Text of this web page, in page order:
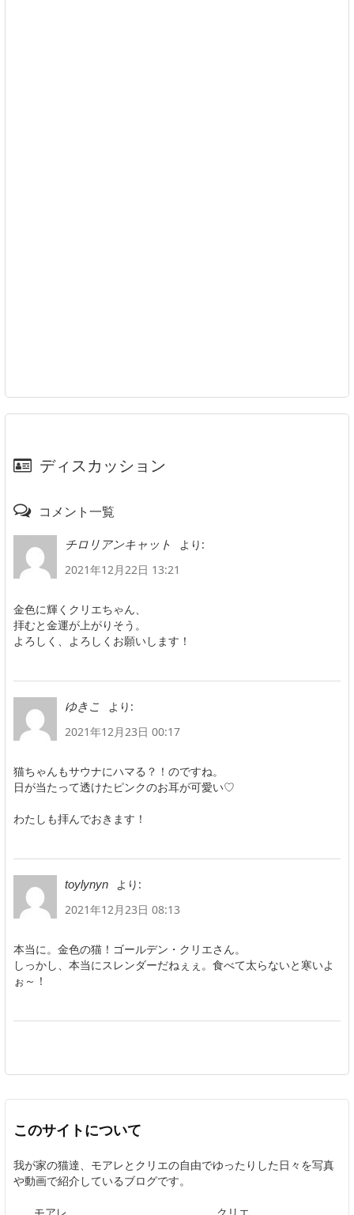
ディスカッション
コメント一覧
チロリアンキャット
より:
2021年12月22日 13:21
金色に輝くクリエちゃん、
拝むと金運が上がりそう。
よろしく、よろしくお願いします！
ゆきこ
より:
2021年12月23日 00:17
猫ちゃんもサウナにハマる？！のですね。
日が当たって透けたピンクのお耳が可愛い♡
わたしも拝んでおきます！
toylynyn
より:
2021年12月23日 08:13
本当に。金色の猫！ゴールデン・クリエさん。
しっかし、本当にスレンダーだねぇぇ。食べて太らないと寒いよ
ぉ～！
このサイトについて
我が家の猫達、モアレとクリエの自由でゆったりした日々を写真
や動画で紹介しているブログです。